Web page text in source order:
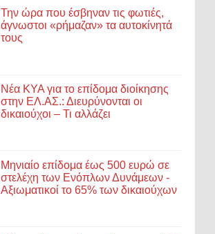
Την ώρα που έσβηναν τις φωτιές,
άγνωστοι «ρήμαζαν» τα αυτοκίνητά
τους
Νέα ΚΥΑ για το επίδομα διοίκησης
στην ΕΛ.ΑΣ.: Διευρύνονται οι
δικαιούχοι – Τι αλλάζει
Μηνιαίο επίδομα έως 500 ευρώ σε
στελέχη των Ενόπλων Δυνάμεων -
Αξιωματικοί το 65% των δικαιούχων